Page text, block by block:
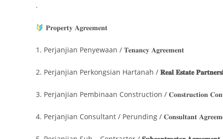
.
𝐏𝐫𝐨𝐩𝐞𝐫𝐭𝐲 𝐀𝐠𝐫𝐞𝐞𝐦𝐞𝐧𝐭
1. Perjanjian Penyewaan / 𝐓𝐞𝐧𝐚𝐧𝐜𝐲 𝐀𝐠𝐫𝐞𝐞𝐦𝐞𝐧𝐭
2. Perjanjian Perkongsian Hartanah / 𝐑𝐞𝐚𝐥 𝐄𝐬𝐭𝐚𝐭𝐞
3. Perjanjian Pembinaan Construction / 𝐂𝐨𝐧𝐬𝐭𝐫𝐮𝐜𝐭𝐢𝐨𝐧
4. Perjanjian Consultant / Perunding / 𝐂𝐨𝐧𝐬𝐮𝐥𝐭𝐚𝐧𝐭